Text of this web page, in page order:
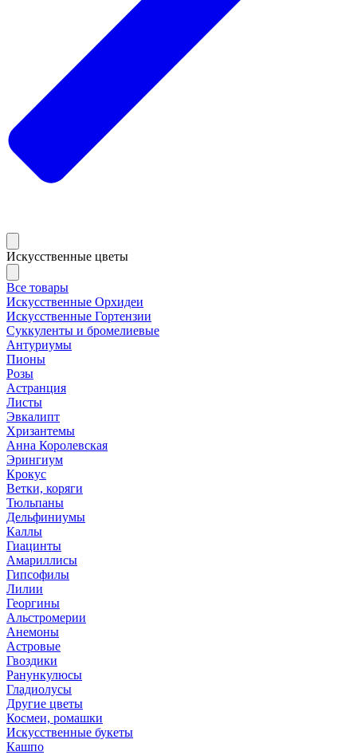
Искусственные цветы
Все товары
Искусственные Орхидеи
Искусственные Гортензии
Суккуленты и бромелиевые
Антуриумы
Пионы
Розы
Астранция
Листы
Эвкалипт
Хризантемы
Анна Королевская
Эрингиум
Крокус
Ветки, коряги
Тюльпаны
Дельфиниумы
Каллы
Гиацинты
Амариллисы
Гипсофилы
Лилии
Георгины
Альстромерии
Анемоны
Астровые
Гвоздики
Ранункулюсы
Гладиолусы
Другие цветы
Космеи, ромашки
Искусственные букеты
Кашпо